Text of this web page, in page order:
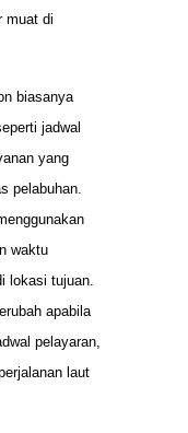
muat di
biasanya
jadwal
yang
pelabuhan.
waktu
lokasi tujuan.
apabila
pelayaran,
laut